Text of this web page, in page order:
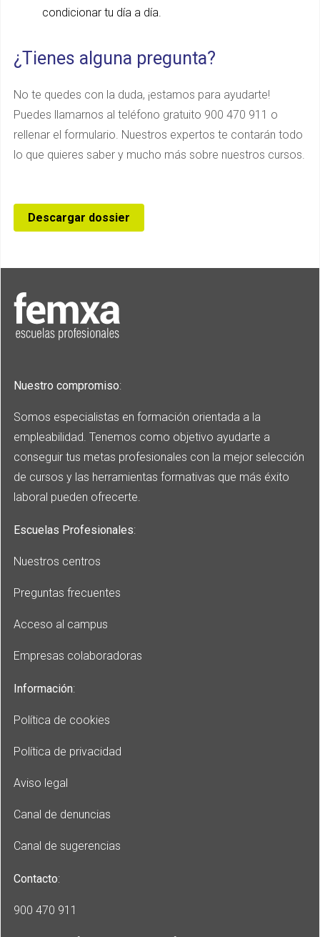
condicionar tu día a día.
¿Tienes alguna pregunta?
No te quedes con la duda, ¡estamos para ayudarte!
Puedes llamarnos al teléfono gratuito 900 470 911 o
rellenar el formulario. Nuestros expertos te contarán todo
lo que quieres saber y mucho más sobre nuestros cursos.
Descargar dossier
Nuestro compromiso:
Somos especialistas en formación orientada a la
empleabilidad. Tenemos como objetivo ayudarte a
conseguir tus metas profesionales con la mejor selección
de cursos y las herramientas formativas que más éxito
laboral pueden ofrecerte.
Escuelas Profesionales:
Nuestros centros
Preguntas frecuentes
Acceso al campus
Empresas colaboradoras
Información:
Política de cookies
Política de privacidad
Aviso legal
Canal de denuncias
Canal de sugerencias
Contacto:
900 470 911